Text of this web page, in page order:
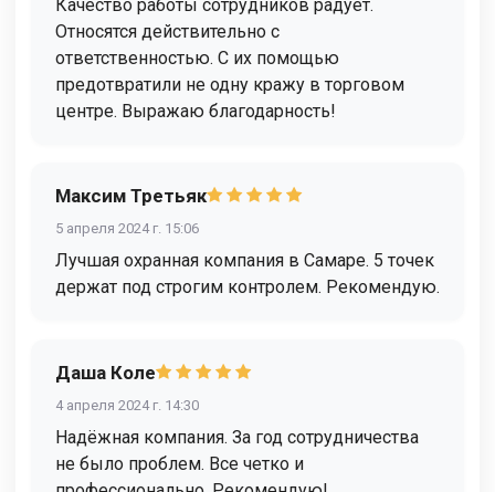
Качество работы сотрудников радует.
Относятся действительно с
ответственностью. С их помощью
предотвратили не одну кражу в торговом
центре. Выражаю благодарность!
Максим Третьяк
5 апреля 2024 г. 15:06
Лучшая охранная компания в Самаре. 5 точек
держат под строгим контролем. Рекомендую.
Даша Коле
4 апреля 2024 г. 14:30
Надёжная компания. За год сотрудничества
не было проблем. Все четко и